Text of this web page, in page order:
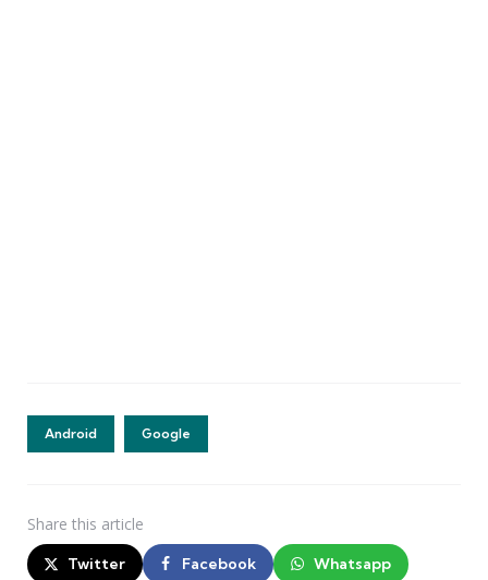
Android Google
Share this article
Twitter Facebook Whatsapp